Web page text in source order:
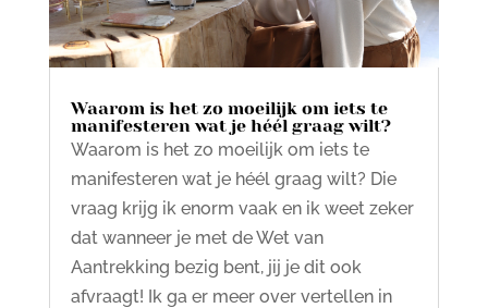
Waarom is het zo moeilijk om iets te
manifesteren wat je héél graag wilt?
Waarom is het zo moeilijk om iets te
manifesteren wat je héél graag wilt? Die
vraag krijg ik enorm vaak en ik weet zeker
dat wanneer je met de Wet van
Aantrekking bezig bent, jij je dit ook
afvraagt! Ik ga er meer over vertellen in